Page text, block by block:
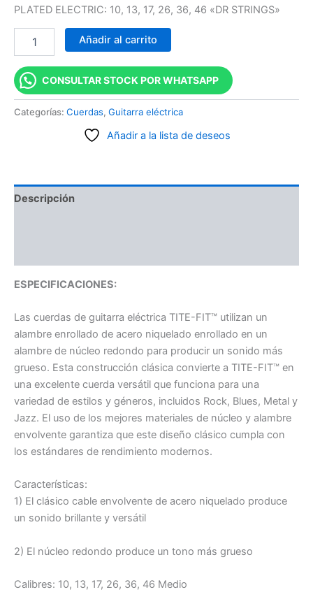
PLATED ELECTRIC: 10, 13, 17, 26, 36, 46 «DR STRINGS»
Añadir al carrito
CONSULTAR STOCK POR WHATSAPP
Categorías: Cuerdas, Guitarra eléctrica
Añadir a la lista de deseos
Descripción
ESPECIFICACIONES:
Las cuerdas de guitarra eléctrica TITE-FIT™ utilizan un
alambre enrollado de acero niquelado enrollado en un
alambre de núcleo redondo para producir un sonido más
grueso. Esta construcción clásica convierte a TITE-FIT™ en
una excelente cuerda versátil que funciona para una
variedad de estilos y géneros, incluidos Rock, Blues, Metal y
Jazz. El uso de los mejores materiales de núcleo y alambre
envolvente garantiza que este diseño clásico cumpla con
los estándares de rendimiento modernos.
Características:
1) El clásico cable envolvente de acero niquelado produce
un sonido brillante y versátil
2) El núcleo redondo produce un tono más grueso
Calibres: 10, 13, 17, 26, 36, 46 Medio